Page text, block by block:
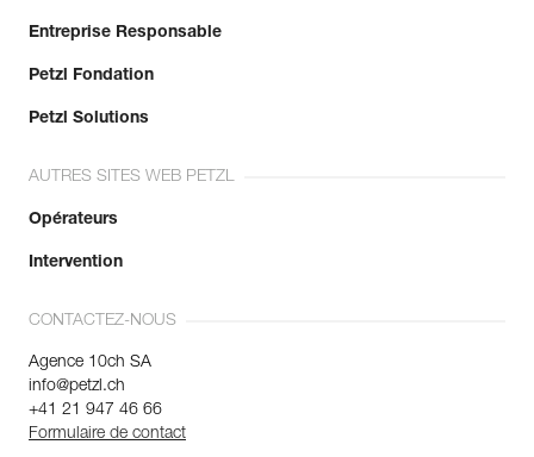
Entreprise Responsable
Petzl Fondation
Petzl Solutions
AUTRES SITES WEB PETZL
Opérateurs
Intervention
CONTACTEZ-NOUS
Agence 10ch SA
info@petzl.ch
+41 21 947 46 66
Formulaire de contact